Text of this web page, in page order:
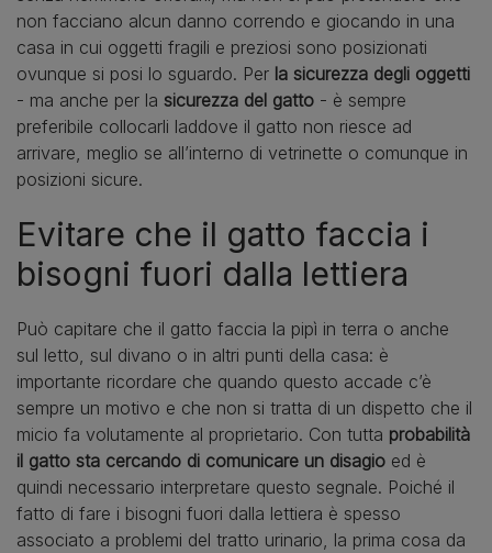
non facciano alcun danno correndo e giocando in una
casa in cui oggetti fragili e preziosi sono posizionati
ovunque si posi lo sguardo. Per la sicurezza degli oggetti
- ma anche per la sicurezza del gatto - è sempre
preferibile collocarli laddove il gatto non riesce ad
arrivare, meglio se all’interno di vetrinette o comunque in
posizioni sicure.
Evitare che il gatto faccia i
bisogni fuori dalla lettiera
Può capitare che il gatto faccia la pipì in terra o anche
sul letto, sul divano o in altri punti della casa: è
importante ricordare che quando questo accade c’è
sempre un motivo e che non si tratta di un dispetto che il
micio fa volutamente al proprietario. Con tutta probabilità
il gatto sta cercando di comunicare un disagio ed è
quindi necessario interpretare questo segnale. Poiché il
fatto di fare i bisogni fuori dalla lettiera è spesso
associato a problemi del tratto urinario, la prima cosa da